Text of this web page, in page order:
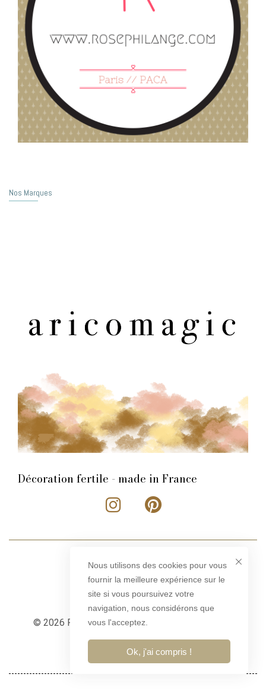
Nos Marques
Décoration fertile - made in France
© 2026 Rose Philange – Tous droits réservés –
Conceptionibfy.fr
Nous utilisons des cookies pour vous
fournir la meilleure expérience sur le
site si vous poursuivez votre
navigation, nous considérons que
vous l'acceptez.
Ok, j'ai compris !